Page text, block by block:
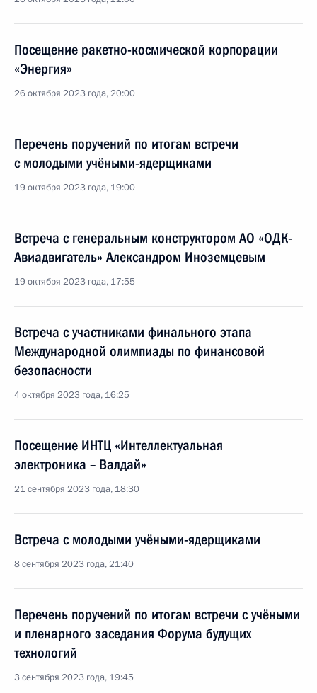
Посещение ракетно-космической корпорации
«Энергия»
26 октября 2023 года, 20:00
Перечень поручений по итогам встречи
с молодыми учёными-ядерщиками
19 октября 2023 года, 19:00
Встреча с генеральным конструктором АО «ОДК-
Авиадвигатель» Александром Иноземцевым
19 октября 2023 года, 17:55
Встреча с участниками финального этапа
Международной олимпиады по финансовой
безопасности
4 октября 2023 года, 16:25
Посещение ИНТЦ «Интеллектуальная
электроника – Валдай»
21 сентября 2023 года, 18:30
Встреча с молодыми учёными-ядерщиками
8 сентября 2023 года, 21:40
Перечень поручений по итогам встречи с учёными
и пленарного заседания Форума будущих
технологий
3 сентября 2023 года, 19:45